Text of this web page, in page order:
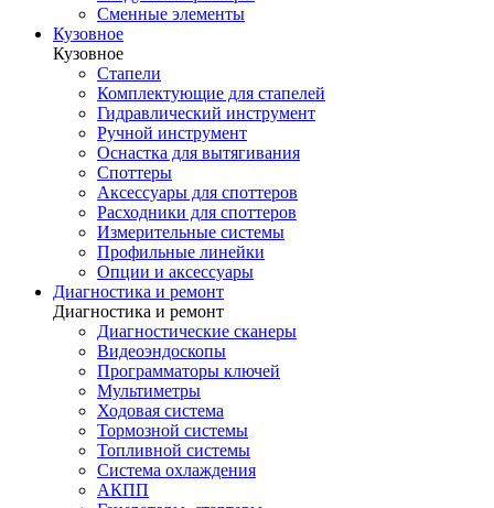
Сменные элементы
Кузовное
Кузовное
Стапели
Комплектующие для стапелей
Гидравлический инструмент
Ручной инструмент
Оснастка для вытягивания
Споттеры
Аксессуары для споттеров
Расходники для споттеров
Измерительные системы
Профильные линейки
Опции и аксессуары
Диагностика и ремонт
Диагностика и ремонт
Диагностические сканеры
Видеоэндоскопы
Программаторы ключей
Мультиметры
Ходовая система
Тормозной системы
Топливной системы
Система охлаждения
АКПП